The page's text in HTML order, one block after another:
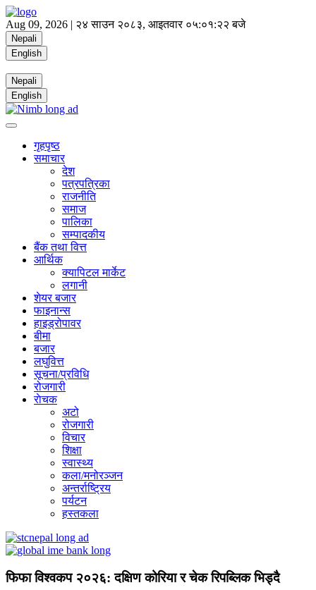
Aug 09, 2026 | २४ साउन २०८३, आइतवार ०५:०१:२३ बजे
Nepali
English
Nepali
English
गृहपृष्ठ
समाचार
देश
पत्रपत्रिका
राजनीति
समाज
पालिका
सम्पादकीय
बैंक तथा वित्त
आर्थिक
क्यापिटल मार्केट
लगानी
शेयर बजार
फाइनान्स
हाइड्रोपावर
बीमा
बजार
लघुवित्त
सूचना/प्रविधि
रोजगारी
राेचक
अटो
रोजगारी
विचार
शिक्षा
स्वास्थ्य
कला/मनोरञ्जन
अन्तर्राष्ट्रिय
पर्यटन
हस्तकला
फिफा विश्वकप २०२६: दक्षिण कोरिया र चेक रिपब्लिक भिड्दै